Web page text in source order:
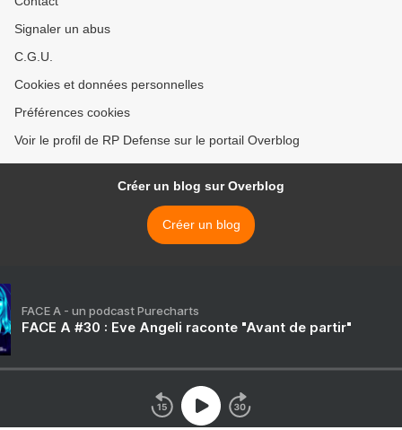
Signaler un abus
C.G.U.
Cookies et données personnelles
Préférences cookies
Voir le profil de RP Defense sur le portail Overblog
Créer un blog sur Overblog
Créer un blog
FACE A - un podcast Purecharts
FACE A #30 : Eve Angeli raconte "Avant de partir"